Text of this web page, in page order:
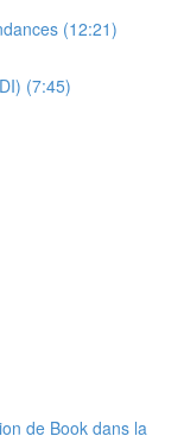
(12:21)
(7:45)
de Book dans la